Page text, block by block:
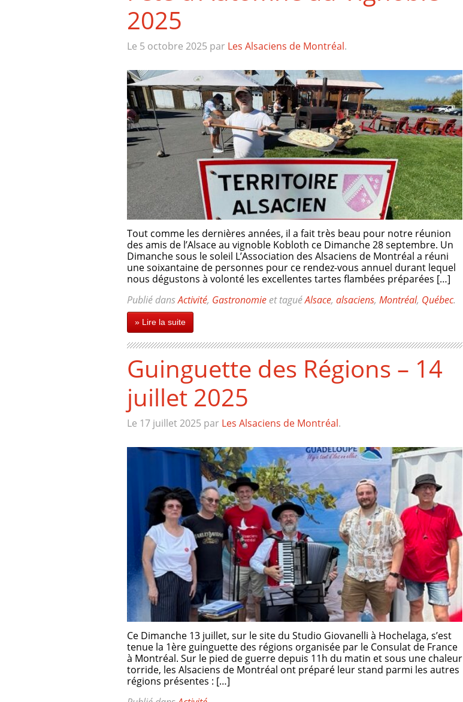
2025
Le 5 octobre 2025 par Les Alsaciens de Montréal.
Tout comme les dernières années, il a fait très beau pour notre réunion
des amis de l’Alsace au vignoble Kobloth ce Dimanche 28 septembre. Un
Dimanche sous le soleil L’Association des Alsaciens de Montréal a réuni
une soixantaine de personnes pour ce rendez-vous annuel durant lequel
nous dégustons à volonté les excellentes tartes flambées préparées […]
Publié dansActivité, Gastronomie et taguéAlsace, alsaciens, Montréal, Québec.
» Lire la suite
Guinguette des Régions – 14
juillet 2025
Le 17 juillet 2025 par Les Alsaciens de Montréal.
Ce Dimanche 13 juillet, sur le site du Studio Giovanelli à Hochelaga, s’est
tenue la 1ère guinguette des régions organisée par le Consulat de France
à Montréal. Sur le pied de guerre depuis 11h du matin et sous une chaleur
torride, les Alsaciens de Montréal ont préparé leur stand parmi les autres
régions présentes : […]